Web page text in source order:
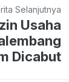
Selanjutnya
Usaha
Dicabut